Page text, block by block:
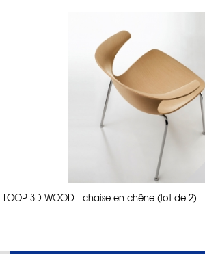
LOOP 3D WOOD - chaise en chêne (lot de 2)